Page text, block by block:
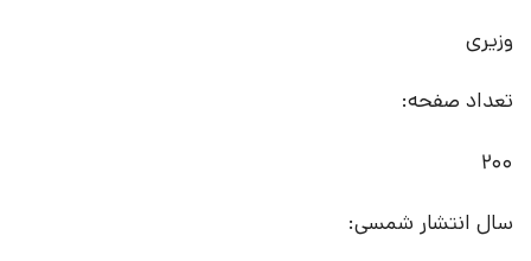
وزیری
تعداد صفحه:
200
سال انتشار شمسی: